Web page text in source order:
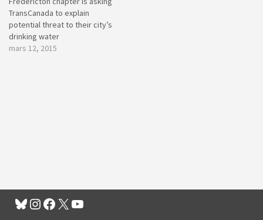
TransCanada to explain
potential threat to their city’s
drinking water
mars 12, 2015